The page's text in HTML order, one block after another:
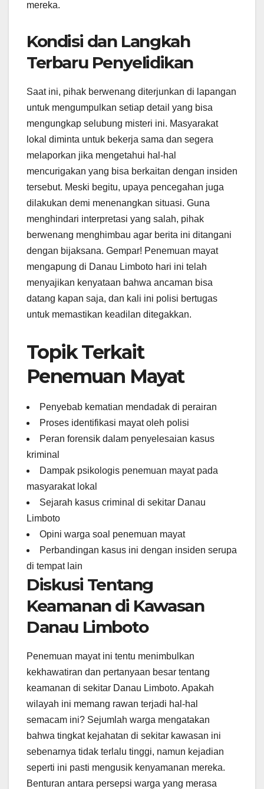
mereka.
Kondisi dan Langkah
Terbaru Penyelidikan
Saat ini, pihak berwenang diterjunkan di lapangan
untuk mengumpulkan setiap detail yang bisa
mengungkap selubung misteri ini. Masyarakat
lokal diminta untuk bekerja sama dan segera
melaporkan jika mengetahui hal-hal
mencurigakan yang bisa berkaitan dengan insiden
tersebut. Meski begitu, upaya pencegahan juga
dilakukan demi menenangkan situasi. Guna
menghindari interpretasi yang salah, pihak
berwenang menghimbau agar berita ini ditangani
dengan bijaksana. Gempar! Penemuan mayat
mengapung di Danau Limboto hari ini telah
menyajikan kenyataan bahwa ancaman bisa
datang kapan saja, dan kali ini polisi bertugas
untuk memastikan keadilan ditegakkan.
Topik Terkait
Penemuan Mayat
Penyebab kematian mendadak di perairan
Proses identifikasi mayat oleh polisi
Peran forensik dalam penyelesaian kasus
kriminal
Dampak psikologis penemuan mayat pada
masyarakat lokal
Sejarah kasus criminal di sekitar Danau
Limboto
Opini warga soal penemuan mayat
Perbandingan kasus ini dengan insiden serupa
di tempat lain
Diskusi Tentang
Keamanan di Kawasan
Danau Limboto
Penemuan mayat ini tentu menimbulkan
kekhawatiran dan pertanyaan besar tentang
keamanan di sekitar Danau Limboto. Apakah
wilayah ini memang rawan terjadi hal-hal
semacam ini? Sejumlah warga mengatakan
bahwa tingkat kejahatan di sekitar kawasan ini
sebenarnya tidak terlalu tinggi, namun kejadian
seperti ini pasti mengusik kenyamanan mereka.
Benturan antara persepsi warga yang merasa